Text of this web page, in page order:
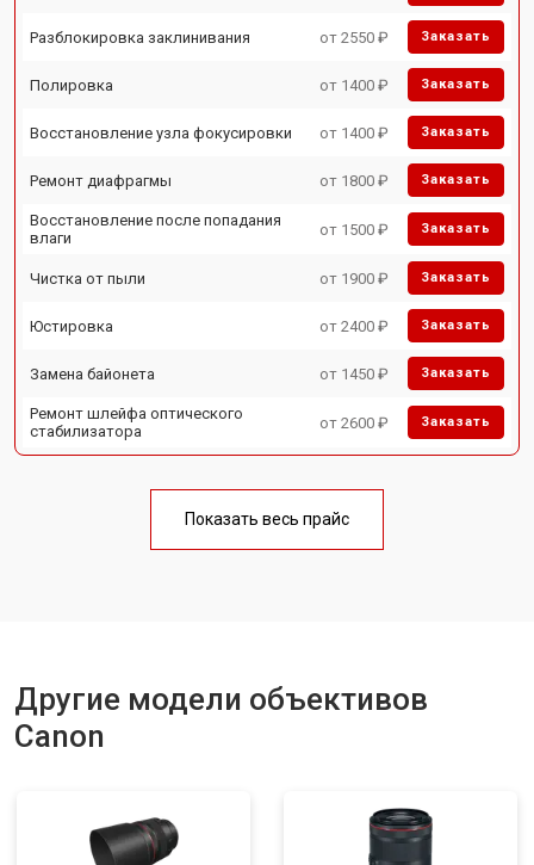
Разблокировка заклинивания от 2550 ₽ Заказать
Полировка от 1400 ₽ Заказать
Восстановление узла фокусировки от 1400 ₽ Заказать
Ремонт диафрагмы от 1800 ₽ Заказать
Восстановление после попадания
влаги
от 1500 ₽ Заказать
Чистка от пыли от 1900 ₽ Заказать
Юстировка от 2400 ₽ Заказать
Замена байонета от 1450 ₽ Заказать
Ремонт шлейфа оптического
стабилизатора
от 2600 ₽ Заказать
Показать весь прайс
Другие модели объективов
Canon